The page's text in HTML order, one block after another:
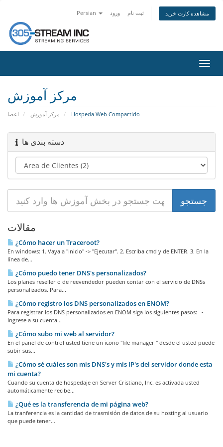
Persian ورود ثبت نام مشاهده کارت خرید
تغییر
مرکز آموزش
اعضا مرکز آموزش Hospeda Web Compartido
دسته بندی ها
مقالات
¿Cómo hacer un Traceroot?
En windows: 1. Vaya a "Inicio" -> "Ejecutar". 2. Escriba cmd y de ENTER. 3. En la
línea de...
¿Cómo puedo tener DNS's personalizados?
Los planes reseller o de reevendedor pueden contar con el servicio de DNSs
personalizados. Para...
¿Cómo registro los DNS personalizados en ENOM?
Para registrar los DNS personalizados en ENOM siga los siguientes pasos: -
Ingrese a su cuenta...
¿Cómo subo mi web al servidor?
En el panel de control usted tiene un icono "file manager " desde el usted puede
subir sus...
¿Cómo sé cuáles son mis DNS's y mis IP's del servidor donde esta
mi cuenta?
Cuando su cuenta de hospedaje en Server Cristiano, Inc. es activada usted
automáticamente recibe...
¿Qué es la transferencia de mi página web?
La tranferencia es la cantidad de trasmisión de datos de su hosting al usuario
que puede tener...